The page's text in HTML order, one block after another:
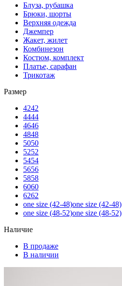
Блуза, рубашка
Брюки, шорты
Верхняя одежда
Джемпер
Жакет, жилет
Комбинезон
Костюм, комплект
Платье, сарафан
Трикотаж
Размер
4242
4444
4646
4848
5050
5252
5454
5656
5858
6060
6262
one size (42-48)one size (42-48)
one size (48-52)one size (48-52)
Наличие
В продаже
В наличии